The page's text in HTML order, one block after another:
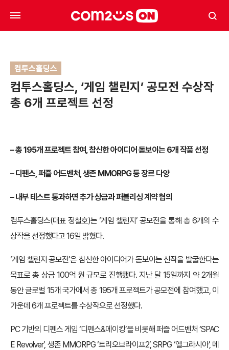
컴투스홀딩스
컴투스홀딩스, ‘게임 챌린지’ 공모전 수상작
총 6개 프로젝트 선정
–총 195개 프로젝트 참여, 참신한 아이디어 돋보이는 6개 작품 선정
–디펜스, 퍼즐 어드벤처, 생존 MMORPG 등 장르 다양
–내부 테스트 통과하면 추가 상금과 퍼블리싱 계약 협의
컴투스홀딩스(대표 정철호)는 ‘게임 챌린지’ 공모전을 통해 총 6개의 수
상작을 선정했다고 16일 밝혔다.
‘게임 챌린지 공모전’은 참신한 아이디어가 돋보이는 신작을 발굴한다는
목표로 총 상금 100억 원 규모로 진행됐다. 지난 달 15일까지 약 2개월
동안 글로벌 15개 국가에서 총 195개 프로젝트가 공모전에 참여했고, 이
가운데 6개 프로젝트를 수상작으로 선정했다.
PC 기반의 디펜스 게임 ‘디펜스&메이킹’을 비롯해 퍼즐 어드벤처 ‘SPAC
E Revolver’, 생존 MMORPG ‘트리오브라이프2’, SRPG ‘엘그라시아’, 메